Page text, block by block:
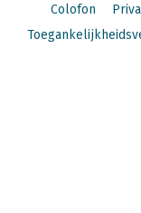
Colofon